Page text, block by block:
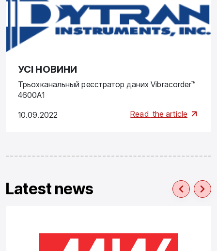
УСІ НОВИНИ
Трьохканальный реєстратор даних Vibracorder™
4600A1
10.09.2022 Read the article
Latest news